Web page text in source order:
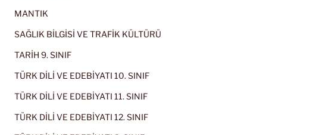
MANTIK
SAĞLIK BİLGİSİ VE TRAFİK KÜLTÜRÜ
TARİH 9. SINIF
TÜRK DİLİ VE EDEBİYATI 10. SINIF
TÜRK DİLİ VE EDEBİYATI 11. SINIF
TÜRK DİLİ VE EDEBİYATI 12. SINIF